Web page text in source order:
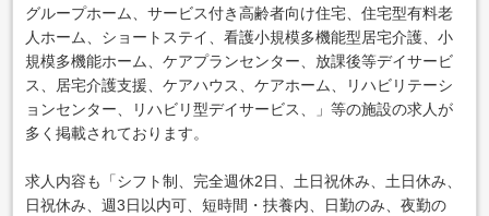
グループホーム、サービス付き高齢者向け住宅、住宅型有料老
人ホーム、ショートステイ、看護小規模多機能型居宅介護、小
規模多機能ホーム、ケアプランセンター、放課後等デイサービ
ス、居宅介護支援、ケアハウス、ケアホーム、リハビリテーシ
ョンセンター、リハビリ型デイサービス、」等の施設の求人が
多く掲載されております。
求人内容も「シフト制、完全週休2日、土日祝休み、土日休み、
日祝休み、週3日以内可、短時間・扶養内、日勤のみ、夜勤の